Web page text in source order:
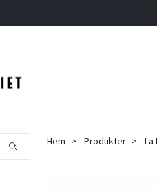
Hem Produkter La